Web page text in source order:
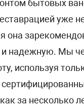
бытовых
уже
она
и надежную. Мы
используя
за несколько